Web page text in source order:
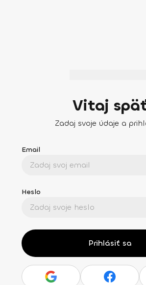
Vitaj
Zadaj svoje údaje a
Email
Heslo
Prihlásiť sa